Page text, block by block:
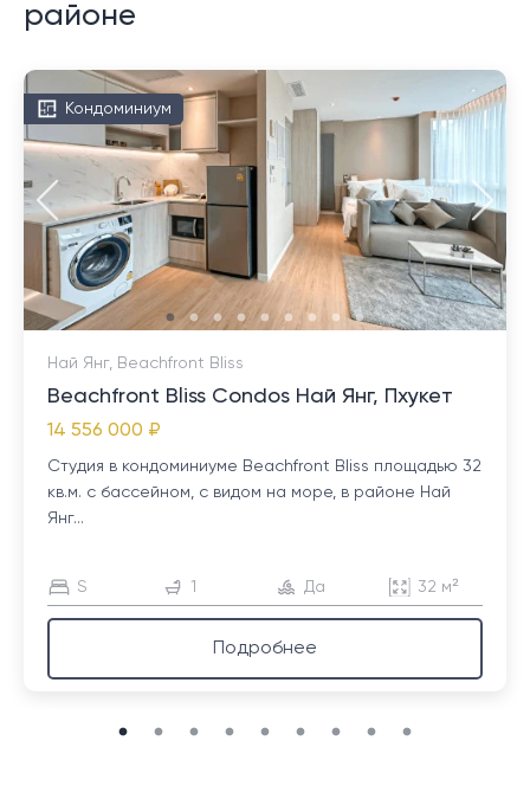
районе
Кондоминиум
Най Янг, Beachfront Bliss
Beachfront Bliss Condos Най Янг, Пхукет
14 556 000 ₽
Студия в кондоминиуме Beachfront Bliss площадью 32
кв.м. с бассейном, с видом на море, в районе Най
Янг...
S 1 Да 32 м²
Подробнее